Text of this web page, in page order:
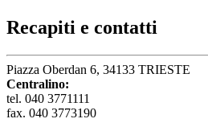
Recapiti e contatti
Piazza Oberdan 6, 34133 TRIESTE
Centralino:
tel. 040 3771111
fax. 040 3773190